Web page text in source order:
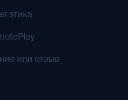
этика
или отзыв